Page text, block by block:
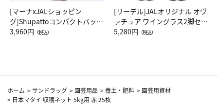
[マーナxJALショッピン
グ]Shupattoコンパクトバッグ
Drop JAL客室乗務員（LC）ス
3,960円 （税込）
[リーデル]JALオリジナル オヴ
ァチュア ワイングラス2脚セッ
ト（レッドワイン）
5,280円 （税込）
ホーム >サンドラッグ > 園芸用品 >養土・肥料 > 園芸用資材
> 日本マタイ 収穫ネット 5kg用 赤 25枚